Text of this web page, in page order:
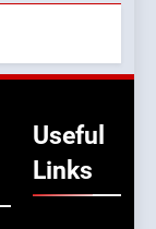
Useful
Links